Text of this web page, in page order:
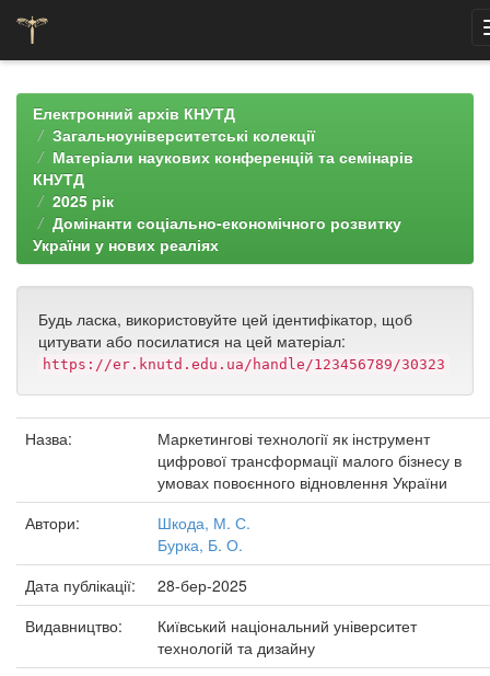
navigationЕлектронний архів КНУТД
Загальноуніверситетські колекції
Матеріали наукових конференцій та семінарів
КНУТД
2025 рік
Домінанти соціально-економічного розвитку
України у нових реаліях
Будь ласка, використовуйте цей ідентифікатор, щоб
цитувати або посилатися на цей матеріал:
https://er.knutd.edu.ua/handle/123456789/30323
Назва:
Маркетингові технології як інструмент
цифрової трансформації малого бізнесу в
умовах повоєнного відновлення України
Автори:
Шкода, М. С.
Бурка, Б. О.
Дата публікації:
28-бер-2025
Видавництво:
Київський національний університет
технологій та дизайну